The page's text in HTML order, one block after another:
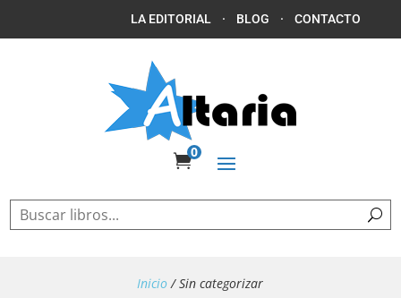
LA EDITORIAL · BLOG ·CONTACTO
0
Inicio/ Sin categorizar